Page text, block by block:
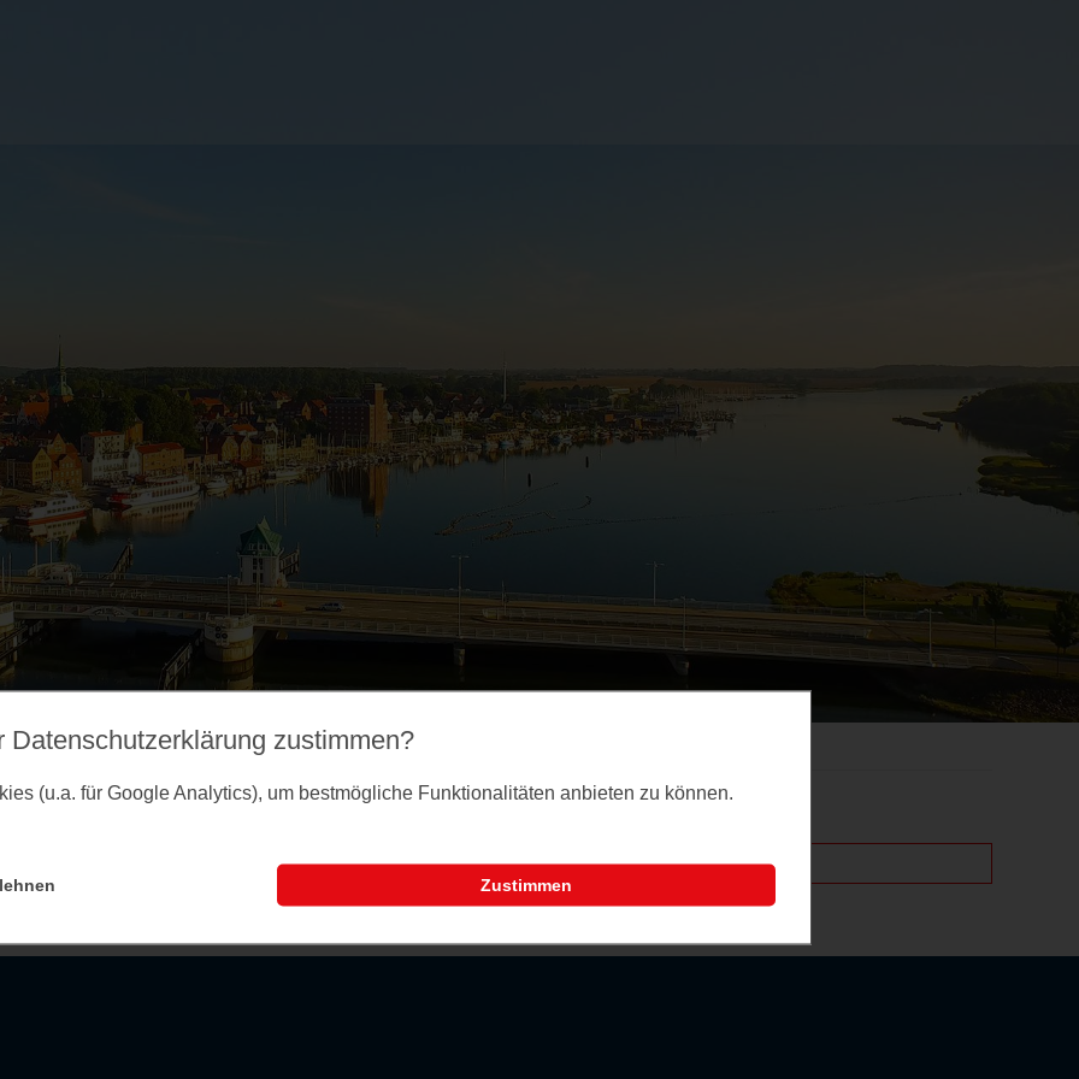
Datenschutz­erklärung zustimmen?
(u.a. für Google Analytics), um bestmögliche Funktionalitäten anbieten zu können.
Zustimmen